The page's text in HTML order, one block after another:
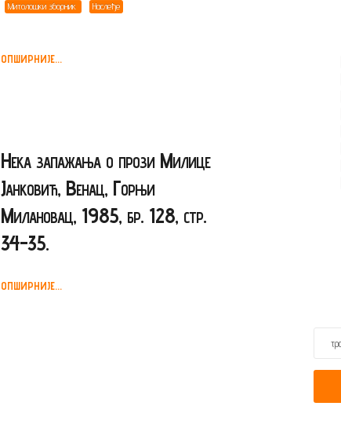
Митолошки зборник Наслеђе
ОПШИРНИЈЕ...
Нека запажања о прози Милице
Јанковић, Венац, Горњи
Милановац, 1985, бр. 128, стр.
34-35.
ОПШИРНИЈЕ...